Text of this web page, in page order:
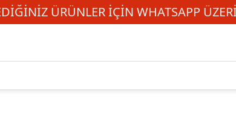
ÜRÜNLER IÇIN WHATSAPP